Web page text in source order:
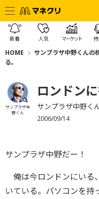
新着 人気 マーケット
HOME サンプラザ中野くんの
る。
サンプラザ中
野くん
ロンドン
サンプラザ中野く
2006/09/14
サンプラザ中野だー！
俺は今ロンドンにいる
いている。パソコンを持